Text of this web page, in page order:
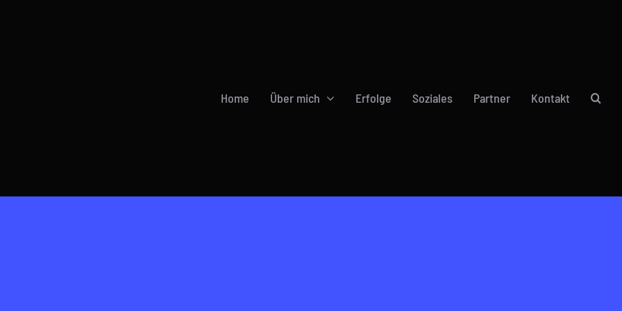
Home Über mich Erfolge Soziales Partner Kontakt